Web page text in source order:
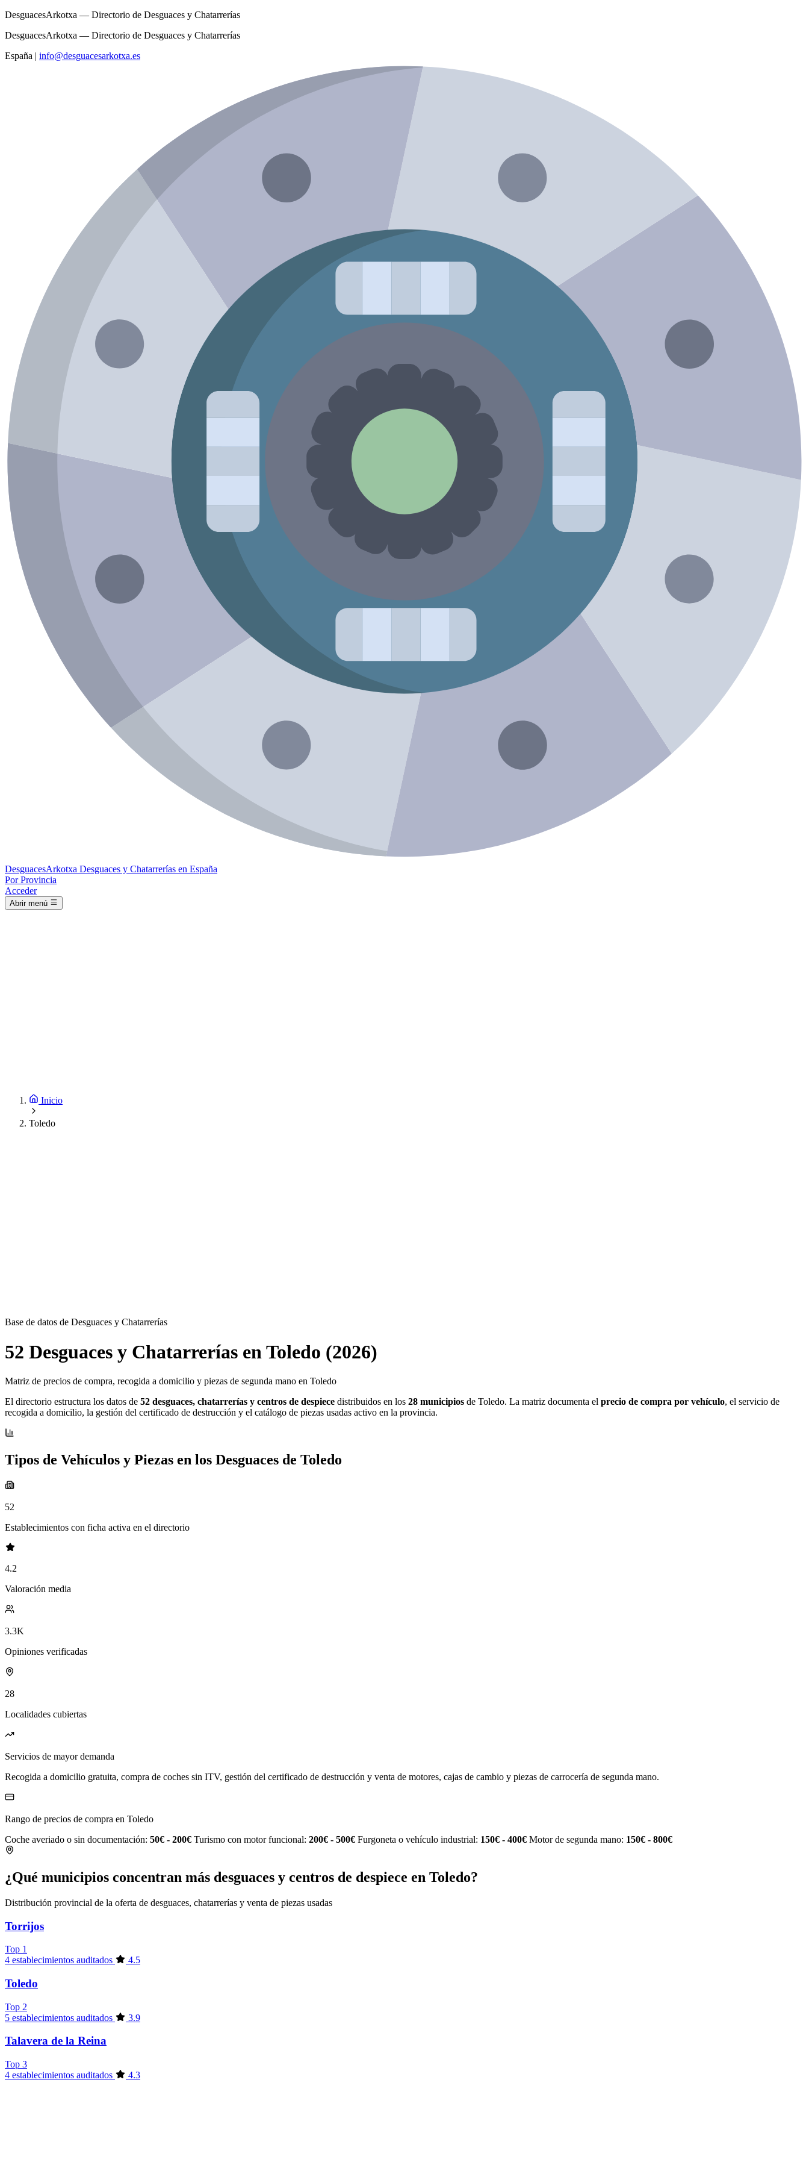
DesguacesArkotxa — Directorio de Desguaces y Chatarrerías
DesguacesArkotxa — Directorio de Desguaces y Chatarrerías
España | info@desguacesarkotxa.es
DesguacesArkotxa Desguaces y Chatarrerías en España
Por Provincia
Acceder
Abrir menú
Inicio
Toledo
Base de datos de Desguaces y Chatarrerías
52 Desguaces y Chatarrerías en Toledo (2026)
Matriz de precios de compra, recogida a domicilio y piezas de segunda mano en Toledo
El directorio estructura los datos de 52 desguaces, chatarrerías y centros de despiece distribuidos en los 28 municipios de Toledo. La matriz documenta el precio de compra por vehículo, el servicio de
recogida a domicilio, la gestión del certificado de destrucción y el catálogo de piezas usadas activo en la provincia.
Tipos de Vehículos y Piezas en los Desguaces de Toledo
52
Establecimientos con ficha activa en el directorio
4.2
Valoración media
3.3K
Opiniones verificadas
28
Localidades cubiertas
Servicios de mayor demanda
Recogida a domicilio gratuita, compra de coches sin ITV, gestión del certificado de destrucción y venta de motores, cajas de cambio y piezas de carrocería de segunda mano.
Rango de precios de compra en Toledo
Coche averiado o sin documentación: 50€ - 200€ Turismo con motor funcional: 200€ - 500€ Furgoneta o vehículo industrial: 150€ - 400€ Motor de segunda mano: 150€ - 800€
¿Qué municipios concentran más desguaces y centros de despiece en Toledo?
Distribución provincial de la oferta de desguaces, chatarrerías y venta de piezas usadas
Torrijos
Top 1
4 establecimientos auditados
4.5
Toledo
Top 2
5 establecimientos auditados
3.9
Talavera de la Reina
Top 3
4 establecimientos auditados
4.3